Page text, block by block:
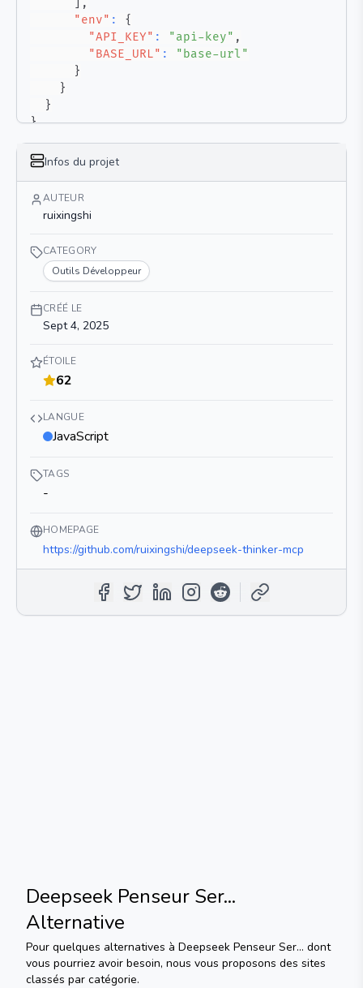
,
"env" :
{
"API_KEY" : "api-key" ,
"BASE_URL" :
"base-url"
}
}
}
}
Infos du projet
AUTEUR
ruixingshi
CATEGORY
Outils Développeur
CRÉÉ LE
Sept 4, 2025
ÉTOILE
62
LANGUE
JavaScript
TAGS
-
HOMEPAGE
https://github.com/ruixingshi/deepseek-thinker-mcp
Deepseek Penseur Ser...
Alternative
Pour quelques alternatives à Deepseek Penseur Ser... dont
vous pourriez avoir besoin, nous vous proposons des sites
classés par catégorie.